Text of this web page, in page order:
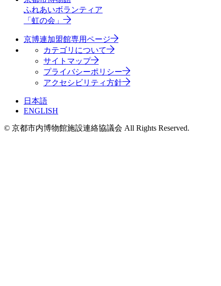
ふれあいボランティア
「虹の会」
京博連加盟館専用ページ
カテゴリについて
サイトマップ
プライバシーポリシー
アクセシビリティ方針
日本語
ENGLISH
© 京都市内博物館施設連絡協議会 All Rights Reserved.